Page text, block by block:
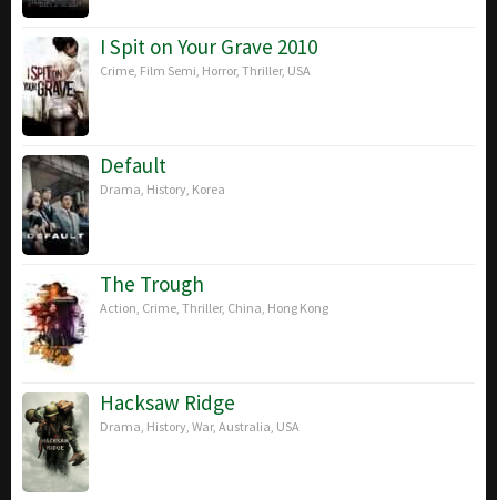
I Spit on Your Grave 2010
Crime Film Semi Horror, Thriller, USA
Default
Drama History Korea
The Trough
Action Crime Thriller, China Hong Kong
Hacksaw Ridge
Drama History War, Australia USA